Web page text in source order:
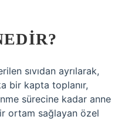
sıvıdan ayrılarak,
bir kapta toplanır,
sürecine kadar anne
ortam sağlayan özel